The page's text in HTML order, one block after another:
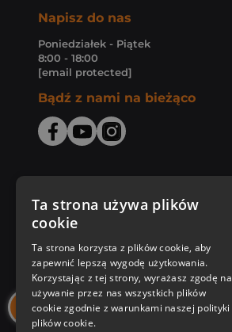
Napisz do nas
Poniedziałek - Piątek
8:00 - 18:00
[email protected]
Bądź z nami na bieżąco
Zakupy u nas
Nasza oferta
Nasi autorzy
Ta strona używa plików
cookie
Ta strona korzysta z plików cookie, aby
zapewnić lepszą wygodę użytkowania.
Korzystając z tej strony, wyrażasz zgodę na
używanie przez nas wszystkich plików
cookie zgodnie z warunkami naszej polityki
plików cookie.